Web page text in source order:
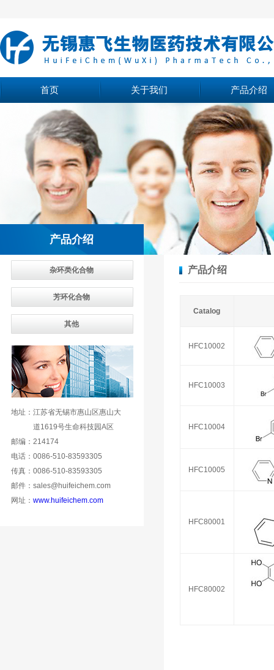
首页 关于我们 产品介绍
产品介绍
杂环类化合物
芳环化合物
其他
地址：江苏省无锡市惠山区惠山大
道1619号生命科技园A区
邮编：214174
电话：0086-510-83593305
传真：0086-510-83593305
邮件：sales@huifeichem.com
网址： www.huifeichem.com
产品介绍
Catalog
HFC10002
HFC10003
HFC10004
HFC10005
HFC80001
HFC80002